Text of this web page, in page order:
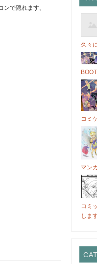
で隠れます。
久々
コミ
マン
コミ
しま